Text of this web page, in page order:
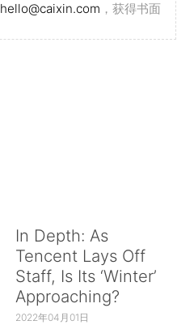
hello@caixin.com ，获得书面
In Depth: As
Tencent Lays Off
Staff, Is Its ‘Winter’
Approaching?
2022年04月01日